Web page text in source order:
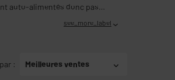
auto-alimentés donc pas
see_more_label
: Meilleures ventes